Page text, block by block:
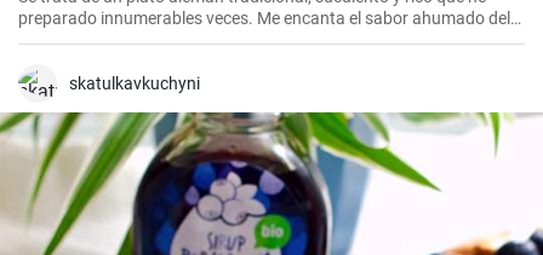
preparado innumerables veces. Me encanta el sabor ahumado del
Kassler combinado con el chucrut ácido y el cremoso puré de
es un delicioso plato reconfortante en los días más fríos.
skatulkavkuchyni